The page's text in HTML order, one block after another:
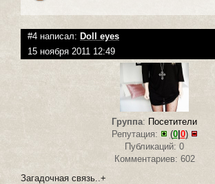
#4 написал: Doll eyes
15 ноября 2011 12:49
Группа: Посетители
Репутация:
(0| 0)
Публикаций: 0
Комментариев: 602
Загадочная связь..+